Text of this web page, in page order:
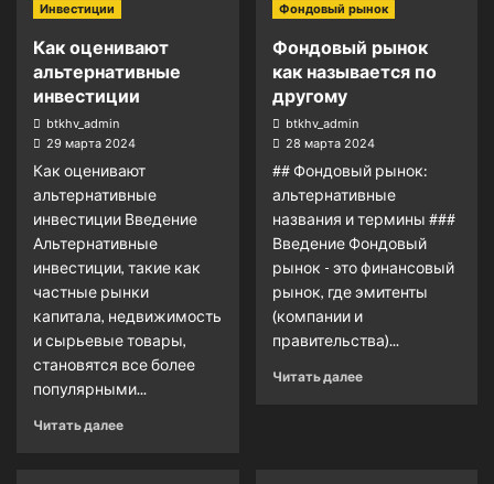
Инвестиции
Как оценивают
альтернативные
инвестиции
btkhv_admin
29 марта 2024
Как оценивают
альтернативные
инвестиции Введение
Альтернативные
инвестиции, такие как
частные рынки
капитала, недвижимость
и сырьевые товары,
становятся все более
популярными...
Читать далее
Фондовый рынок
Фондовый рынок
как называется по
другому
btkhv_admin
28 марта 2024
## Фондовый рынок:
альтернативные
названия и термины ###
Введение Фондовый
рынок - это финансовый
рынок, где эмитенты
(компании и
правительства)...
Читать далее